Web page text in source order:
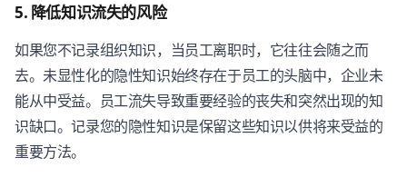
5. 降低知识流失的风险
如果您不记录组织知识，当员工离职时，它往往会随之而
去。未显性化的隐性知识始终存在于员工的头脑中，企业未
能从中受益。员工流失导致重要经验的丧失和突然出现的知
识缺口。记录您的隐性知识是保留这些知识以供将来受益的
重要方法。